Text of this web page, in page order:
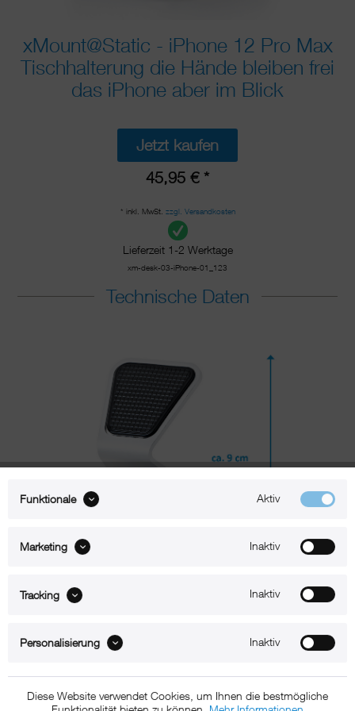
xMount@Static - iPhone 12 Pro Max
Tischhalterung die Hände bleiben frei
das iPhone aber im Blick
Jetzt kaufen
45,95 € *
* inkl. MwSt. zzgl. Versandkosten
Lieferzeit 1-2 Werktage
xm-desk-03-iPhone-01_123
Technische Daten
Der xMount Static ist der aufs Wesentliche reduzierte Design-iPhone
Funktionale Aktiv
Marketing Inaktiv
Tracking Inaktiv
Personalisierung Inaktiv
Diese Website verwendet Cookies, um Ihnen die bestmögliche